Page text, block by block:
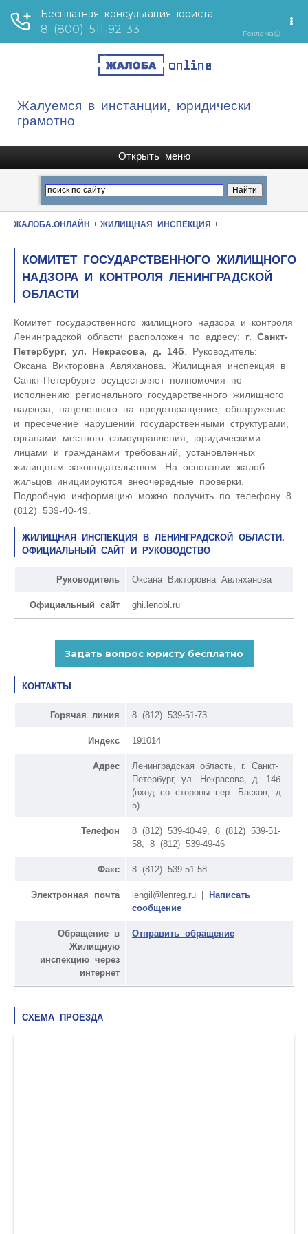
Жалуемся в инстанции, юридически
грамотно
ЖАЛОБА.ОНЛАЙН ЖИЛИЩНАЯ ИНСПЕКЦИЯ
КОМИТЕТ ГОСУДАРСТВЕННОГО ЖИЛИЩНОГО
НАДЗОРА И КОНТРОЛЯ ЛЕНИНГРАДСКОЙ
ОБЛАСТИ
Комитет государственного жилищного надзора и контроля
Ленинградской области расположен по адресу: г. Санкт-
Петербург, ул. Некрасова, д. 14б . Руководитель:
Оксана Викторовна Авляханова. Жилищная инспекция в
Санкт-Петербурге осуществляет полномочия по
исполнению регионального государственного жилищного
надзора, нацеленного на предотвращение, обнаружение
и пресечение нарушений государственными структурами,
органами местного самоуправления, юридическими
лицами и гражданами требований, установленных
жилищным законодательством. На основании жалоб
жильцов инициируются внеочередные проверки.
Подробную информацию можно получить по телефону 8
(812) 539-40-49.
ЖИЛИЩНАЯ ИНСПЕКЦИЯ В ЛЕНИНГРАДСКОЙ ОБЛАСТИ.
ОФИЦИАЛЬНЫЙ САЙТ И РУКОВОДСТВО
Руководитель Оксана Викторовна Авляханова
Официальный сайт ghi.lenobl.ru
КОНТАКТЫ
Горячая линия 8 (812) 539-51-73
Индекс 191014
Адрес
Ленинградская область, г. Санкт-
Петербург, ул. Некрасова, д. 14б
(вход со стороны пер. Басков, д.
5)
Телефон
8 (812) 539-40-49, 8 (812) 539-51-
58, 8 (812) 539-49-46
Факс 8 (812) 539-51-58
Электронная почта lengil@lenreg.ru |
Написать
сообщение
Обращение в
Жилищную
инспекцию через
интернет
Отправить обращение
СХЕМА ПРОЕЗДА